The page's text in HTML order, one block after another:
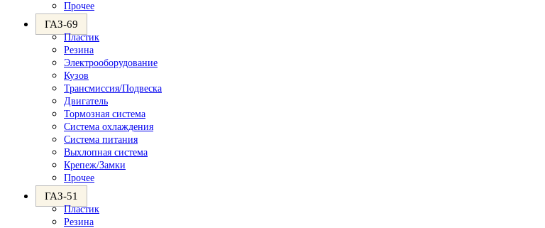
Прочее
ГАЗ-69
Пластик
Резина
Электрооборудование
Кузов
Трансмиссия/Подвеска
Двигатель
Тормозная система
Система охлаждения
Система питания
Выхлопная система
Крепеж/Замки
Прочее
ГАЗ-51
Пластик
Резина